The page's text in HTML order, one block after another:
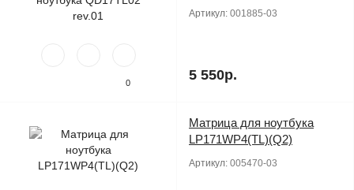
0
Артикул: 001885-03
5 550р.
Матрица для ноутбука
LP171WP4(TL)(Q2)
Артикул: 005470-03